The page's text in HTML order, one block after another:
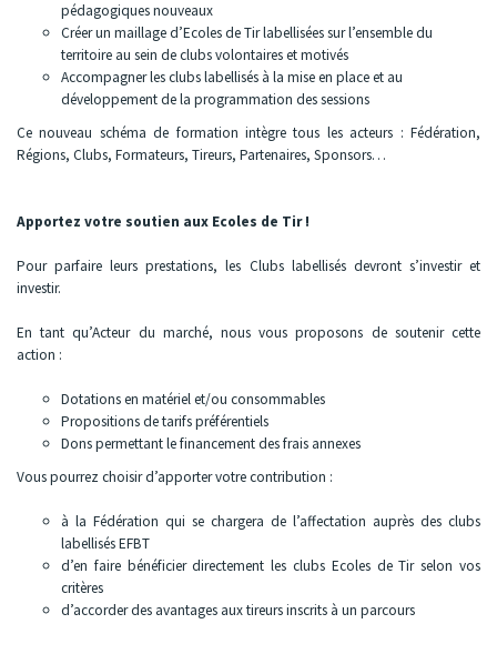
pédagogiques nouveaux
Créer un maillage d’Ecoles de Tir labellisées sur l’ensemble du
territoire au sein de clubs volontaires et motivés
Accompagner les clubs labellisés à la mise en place et au
développement de la programmation des sessions
Ce nouveau schéma de formation intègre tous les acteurs : Fédération,
Régions, Clubs, Formateurs, Tireurs, Partenaires, Sponsors…
Apportez votre soutien aux Ecoles de Tir !
Pour parfaire leurs prestations, les Clubs labellisés devront s’investir et
investir.
En tant qu’Acteur du marché, nous vous proposons de soutenir cette
action :
Dotations en matériel et/ou consommables
Propositions de tarifs préférentiels
Dons permettant le financement des frais annexes
Vous pourrez choisir d’apporter votre contribution :
à la Fédération qui se chargera de l’affectation auprès des clubs
labellisés EFBT
d’en faire bénéficier directement les clubs Ecoles de Tir selon vos
critères
d’accorder des avantages aux tireurs inscrits à un parcours